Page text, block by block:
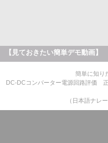
【見ておきたい簡単デモ動画】
簡単に知り
DC-DCコンバーター電源回路評価
（日本語ナレ